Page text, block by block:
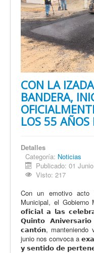
CON LA
BANDERA,
LOS 55 AÑOS
Detalles
Categoría: Noticias
Publicado: 01
Visto: 217
Con un emotivo acto
Municipal, el Gobierno
𝗼𝗳𝗶𝗰𝗶𝗮𝗹 𝗮 𝗹𝗮𝘀
𝗤𝘂𝗶𝗻𝘁𝗼
𝗰𝗮𝗻𝘁𝗼́𝗻, manteniendo
junio nos convoca a
𝘆 𝘀𝗲𝗻𝘁𝗶𝗱𝗼 𝗱𝗲